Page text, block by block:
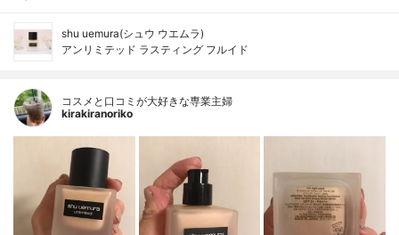
shu uemura(シュウ ウエムラ)
アンリミテッド ラスティング フルイド
コスメと口コミが大好きな専業主婦
kirakiranoriko